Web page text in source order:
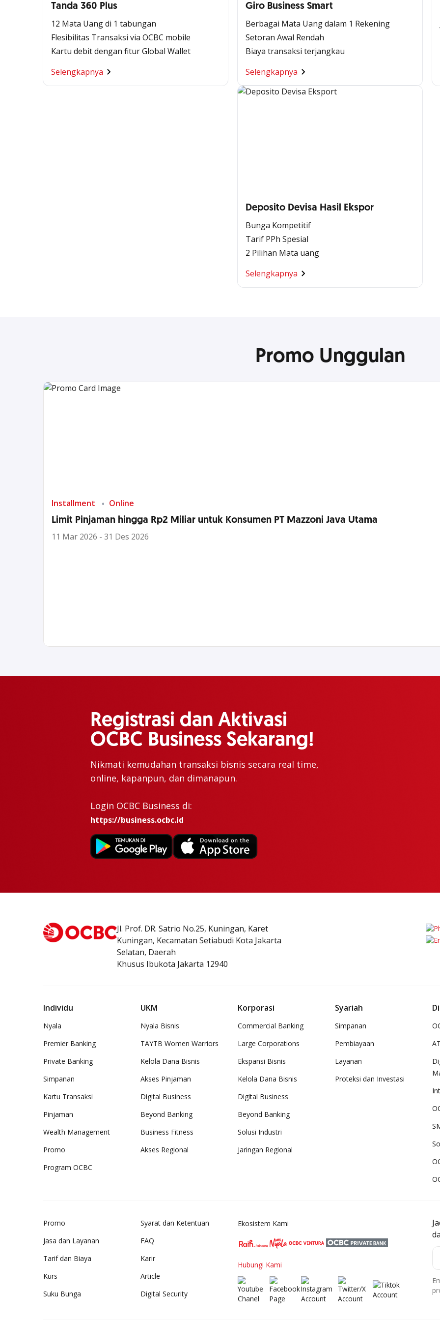
Tanda 360 Plus
12 Mata Uang di 1 tabungan
Flesibilitas Transaksi via OCBC mobile
Kartu debit dengan fitur Global Wallet
Selengkapnya
Giro Business Smart
Berbagai Mata Uang dalam 1 Rekening
Setoran Awal Rendah
Biaya transaksi terjangkau
Selengkapnya
Deposito Devisa Hasil Ekspor
Bunga Kompetitif
Tarif PPh Spesial
2 Pilihan Mata uang
Selengkapnya
Promo Unggulan
Installment Online
Limit Pinjaman hingga Rp2 Miliar untuk Konsumen PT Mazzoni Java Utama
11 Mar 2026 - 31 Des 2026
Produk Terkait
Registrasi dan Aktivasi
OCBC Business Sekarang!
Nikmati kemudahan transaksi bisnis secara real time,
online, kapanpun, dan dimanapun.
Login OCBC Business di:
https://business.ocbc.id
Jl. Prof. DR. Satrio No.25, Kuningan, Karet
Kuningan, Kecamatan Setiabudi Kota Jakarta
Selatan, Daerah
Khusus Ibukota Jakarta 12940
Individu
Nyala
Premier Banking
Private Banking
Simpanan
Kartu Transaksi
Pinjaman
Wealth Management
Promo
Program OCBC
UKM
Nyala Bisnis
TAYTB Women Warriors
Kelola Dana Bisnis
Akses Pinjaman
Digital Business
Beyond Banking
Business Fitness
Akses Regional
Korporasi
Commercial Banking
Large Corporations
Ekspansi Bisnis
Kelola Dana Bisnis
Digital Business
Beyond Banking
Solusi Industri
Jaringan Regional
Syariah
Simpanan
Pembiayaan
Layanan
Proteksi dan Investasi
Promo
Jasa dan Layanan
Tarif dan Biaya
Kurs
Suku Bunga
Syarat dan Ketentuan
FAQ
Karir
Article
Digital Security
Ekosistem Kami
Hubungi Kami